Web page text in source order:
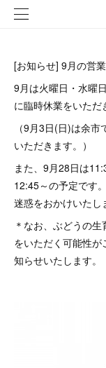
[お知らせ] 9月の営
9月は火曜日・水曜
に臨時休業をいただ
（9月3日(日)は余
いただきます。）
また、9月28日は
12:45～の予定です
迷惑をおかけいたし
＊なお、ぶどうの
をいただく可能性
知らせいたします。